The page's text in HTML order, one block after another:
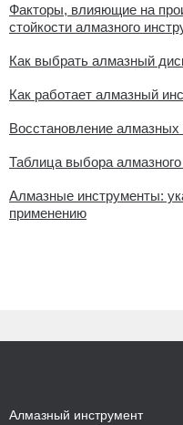
Факторы, влияющие на
стойкости алмазного
Как выбрать алмазный
Как работает алмазный
Восстановление алмазных
Таблица выбора
Алмазные инструменты:
применению
Алмазный инструмент